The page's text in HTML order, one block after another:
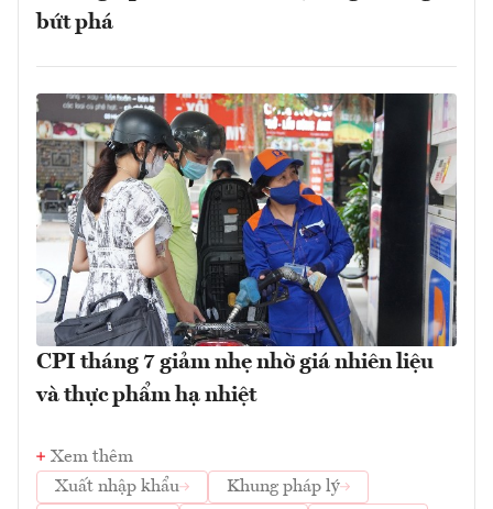
bứt phá
CPI tháng 7 giảm nhẹ nhờ giá nhiên liệu
và thực phẩm hạ nhiệt
Xem thêm
Xuất nhập khẩu
Khung pháp lý